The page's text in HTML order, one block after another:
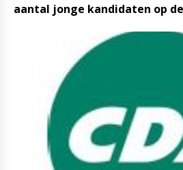
aantal jonge kandidaten op